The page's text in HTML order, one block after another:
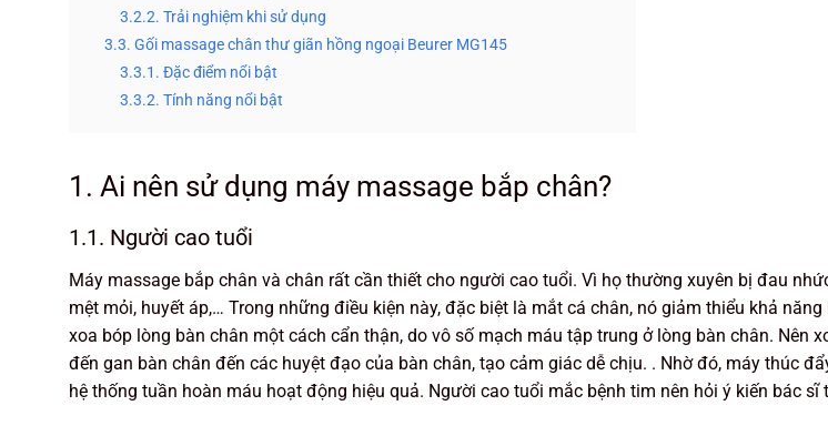
3.2.2. Trải nghiệm khi sử dụng
3.3. Gối massage chân thư giãn hồng ngoại Beurer MG145
3.3.1. Đặc điểm nổi bật
3.3.2. Tính năng nổi bật
1. Ai nên sử dụng máy massage bắp chân?
1.1. Người cao tuổi
Máy massage bắp chân và chân rất cần thiết cho người cao tuổi. Vì họ thường xuyên bị đau
mệt mỏi, huyết áp,… Trong những điều kiện này, đặc biệt là mắt cá chân, nó giảm thiểu khả
xoa bóp lòng bàn chân một cách cẩn thận, do vô số mạch máu tập trung ở lòng bàn chân. Nên
đến gan bàn chân đến các huyệt đạo của bàn chân, tạo cảm giác dễ chịu. . Nhờ đó, máy thúc
hệ thống tuần hoàn máu hoạt động hiệu quả. Người cao tuổi mắc bệnh tim nên hỏi ý kiến ​​bác sĩ